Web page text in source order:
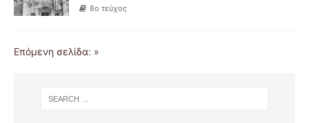
8ο τεύχος
Επόμενη σελίδα: »